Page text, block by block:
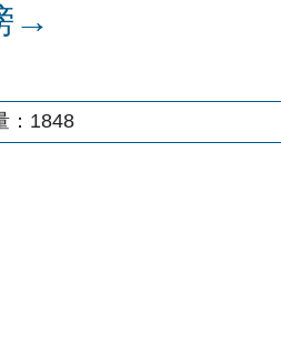
→
1848